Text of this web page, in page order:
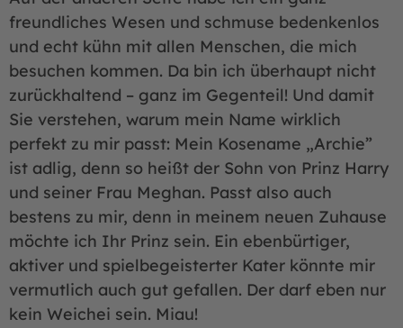
freundliches Wesen und schmuse bedenkenlos
und echt kühn mit allen Menschen, die mich
besuchen kommen. Da bin ich überhaupt nicht
zurückhaltend – ganz im Gegenteil! Und damit
Sie verstehen, warum mein Name wirklich
perfekt zu mir passt: Mein Kosename „Archie”
ist adlig, denn so heißt der Sohn von Prinz Harry
und seiner Frau Meghan. Passt also auch
bestens zu mir, denn in meinem neuen Zuhause
möchte ich Ihr Prinz sein. Ein ebenbürtiger,
aktiver und spielbegeisterter Kater könnte mir
vermutlich auch gut gefallen. Der darf eben nur
kein Weichei sein. Miau!